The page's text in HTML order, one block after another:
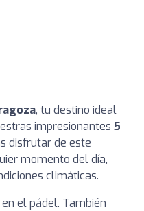
, tu destino ideal
impresionantes 5
disfrutar de este
momento del día,
climáticas.
el pádel. También